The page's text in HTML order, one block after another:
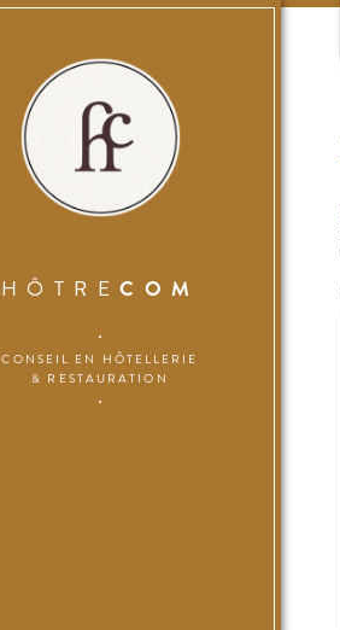
HÔTRE COM
CONSEIL EN HÔTELLERIE
& RESTAURATION